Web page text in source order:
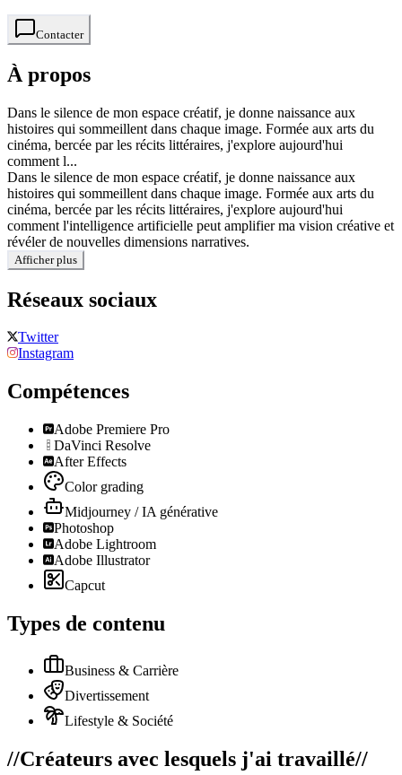
Contacter
À propos
Dans le silence de mon espace créatif, je donne naissance aux
histoires qui sommeillent dans chaque image. Formée aux arts du
cinéma, bercée par les récits littéraires, j'explore aujourd'hui
comment l...
Dans le silence de mon espace créatif, je donne naissance aux
histoires qui sommeillent dans chaque image. Formée aux arts du
cinéma, bercée par les récits littéraires, j'explore aujourd'hui
comment l'intelligence artificielle peut amplifier ma vision créative et
révéler de nouvelles dimensions narratives.
Afficher plus
Réseaux sociaux
Twitter
Instagram
Compétences
Adobe Premiere Pro
DaVinci Resolve
After Effects
Color grading
Midjourney / IA générative
Photoshop
Adobe Lightroom
Adobe Illustrator
Capcut
Types de contenu
Business & Carrière
Divertissement
Lifestyle & Société
//Créateurs avec lesquels j'ai travaillé//